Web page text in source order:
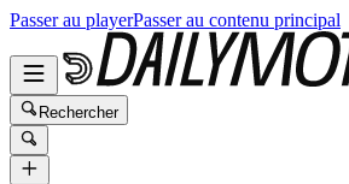
Passer au playerPasser au contenu principal
Rechercher